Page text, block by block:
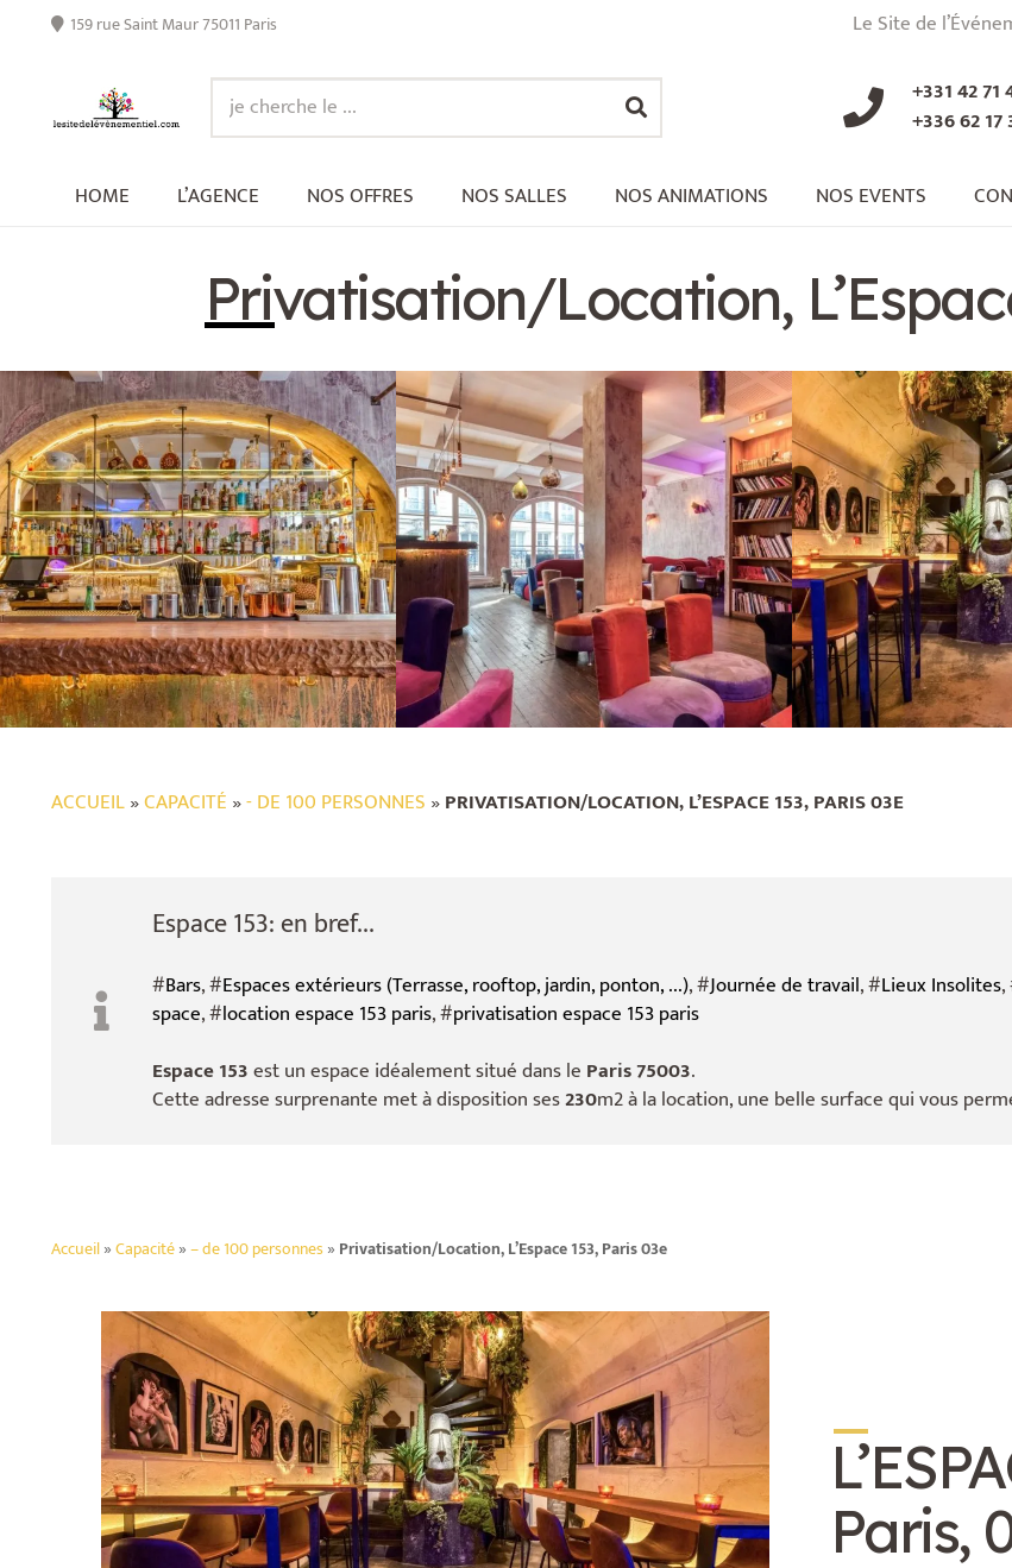
159 rue Saint Maur 75011 Paris Le Site de
+331 42 71
+336 62 17
HOME L’AGENCE NOS OFFRES NOS SALLES NOS ANIMATIONS NOS EVENTS
Privatisation/Location,
ACCUEIL»CAPACITÉ »- DE 100 PERSONNES »PRIVATISATION/LOCATION, L’ESPACE 153, PARIS 03E
Espace 153: en bref...
#Bars, #Espaces extérieurs (Terrasse, rooftop, jardin, ponton, ...), #Journée de travail, #Lieux Insolites,
space, #location espace 153 paris, #privatisation espace 153 paris
Espace 153est un espace idéalement situé dans le Paris 75003.
Cette adresse surprenante met à disposition ses230m2 à la location, une belle surface qui vous
Accueil»Capacité»– de 100 personnes » Privatisation/Location, L’Espace 153, Paris 03e
Paris,